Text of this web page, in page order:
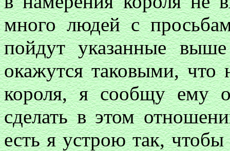
много людей с
пойдут указанные
окажутся таковыми, что
короля, я сообщу ему
сделать в этом
есть я устрою так,